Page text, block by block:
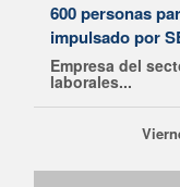
600 personas
impulsado por
Empresa del
laborales...